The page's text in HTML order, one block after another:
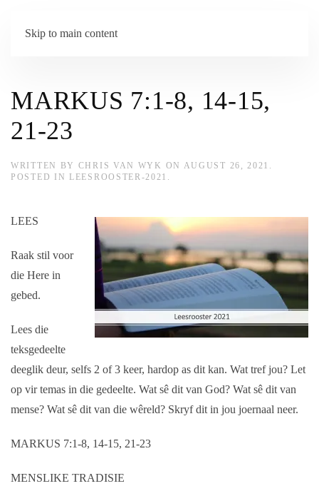
Skip to main content
MARKUS 7:1-8, 14-15,
21-23
WRITTEN BY CHRIS VAN WYK ON AUGUST 26, 2021 .
POSTED IN
LEESROOSTER-2021 .
LEES
Raak stil voor
die Here in
gebed.
Lees die
teksgedeelte
deeglik deur, selfs 2 of 3 keer, hardop as dit kan. Wat tref jou? Let
op vir temas in die gedeelte. Wat sê dit van God? Wat sê dit van
mense? Wat sê dit van die wêreld? Skryf dit in jou joernaal neer.
MARKUS 7:1-8, 14-15, 21-23
MENSLIKE TRADISIE